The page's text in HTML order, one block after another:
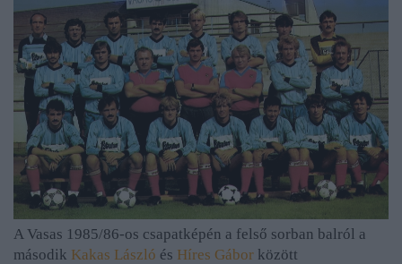
A Vasas 1985/86-os csapatképén a felső sorban balról a
második Kakas László és Híres Gábor között